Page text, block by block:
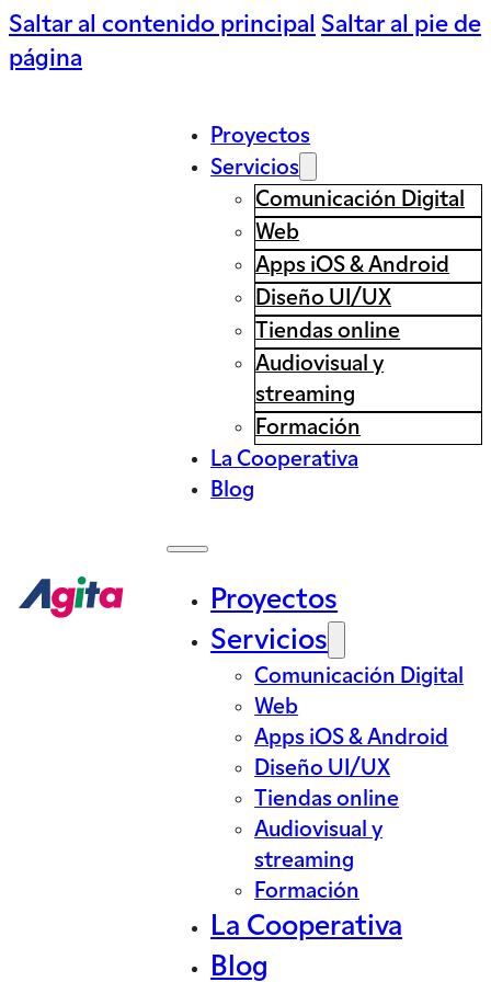
Saltar al contenido principal Saltar al pie de
página
Proyectos
Servicios
Comunicación Digital
Web
Apps iOS & Android
Diseño UI/UX
Tiendas online
Audiovisual y
streaming
Formación
La Cooperativa
Blog
Proyectos
Servicios
Comunicación Digital
Web
Apps iOS & Android
Diseño UI/UX
Tiendas online
Audiovisual y
streaming
Formación
La Cooperativa
Blog